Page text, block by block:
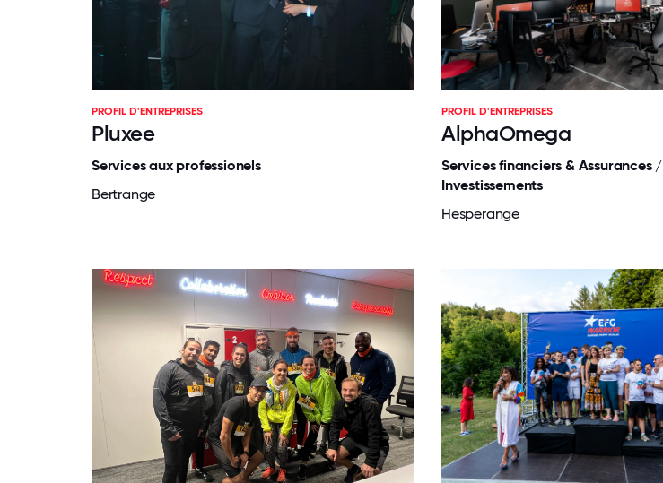
PROFIL D'ENTREPRISES
Pluxee
Services aux professionels
Bertrange
PROFIL D'ENTREPRISES
AlphaOmega
Services financiers & Assurances /
Investissements
Hesperange